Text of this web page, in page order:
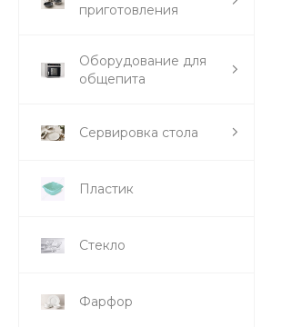
приготовления
Оборудование для
общепита
Сервировка стола
Пластик
Стекло
Фарфор